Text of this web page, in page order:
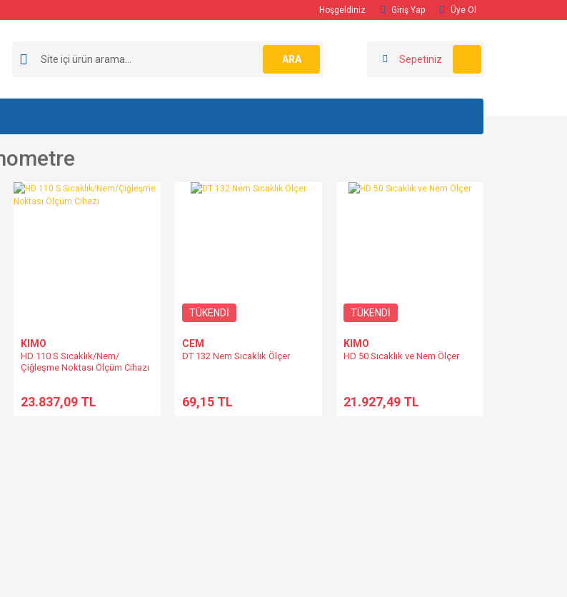
Hoşgeldiniz Giriş Yap Üye Ol
ARA Sepetiniz
KIMO
HD 110 S Sıcaklık/Nem/
Çiğleşme Noktası Ölçüm Cihazı
23.837,09 TL
TÜKENDİ
CEM
DT 132 Nem Sıcaklık Ölçer
69,15 TL
TÜKENDİ
KIMO
HD 50 Sıcaklık ve Nem Ölçer
21.927,49 TL